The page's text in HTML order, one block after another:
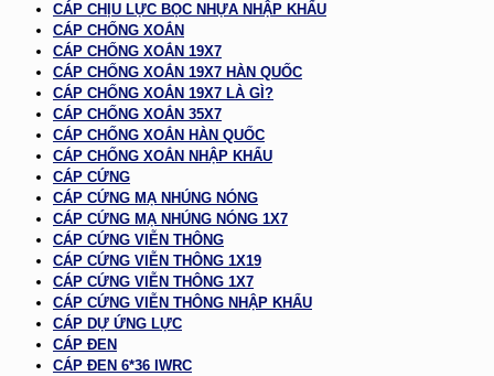
CÁP CHỊU LỰC BỌC NHỰA NHẬP KHẨU
CÁP CHỐNG XOẮN
CÁP CHỐNG XOẮN 19X7
CÁP CHỐNG XOẮN 19X7 HÀN QUỐC
CÁP CHỐNG XOẮN 19X7 LÀ GÌ?
CÁP CHỐNG XOẮN 35X7
CÁP CHỐNG XOẮN HÀN QUỐC
CÁP CHỐNG XOẮN NHẬP KHẨU
CÁP CỨNG
CÁP CỨNG MẠ NHÚNG NÓNG
CÁP CỨNG MẠ NHÚNG NÓNG 1X7
CÁP CỨNG VIỄN THÔNG
CÁP CỨNG VIỄN THÔNG 1X19
CÁP CỨNG VIỄN THÔNG 1X7
CÁP CỨNG VIỄN THÔNG NHẬP KHẨU
CÁP DỰ ỨNG LỰC
CÁP ĐEN
CÁP ĐEN 6*36 IWRC